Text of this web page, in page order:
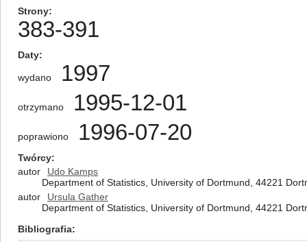
Strony
383-391
Daty
wydano 1997
otrzymano 1995-12-01
poprawiono 1996-07-20
Twórcy
autor
Udo Kamps
Department of Statistics, University of Dortmund, 44221
autor
Ursula Gather
Department of Statistics, University of Dortmund, 44221
Bibliografia